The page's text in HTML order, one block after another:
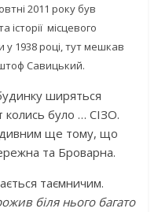
2011 року був
історії місцевого
1938 році, тут мешкав
Савицький.
ширяться
було … СІЗО.
ще тому, що
та Броварна.
таємничим.
біля нього багато